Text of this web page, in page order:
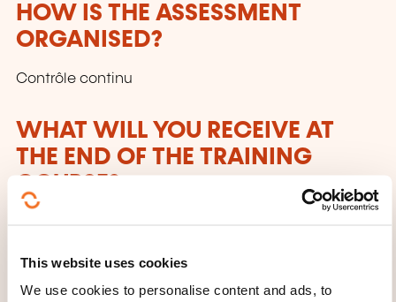
This website uses cookies
We use cookies to personalise content and ads, to
HOW IS THE ASSESSMENT
ORGANISED?
Contrôle continu
WHAT WILL YOU RECEIVE AT
THE END OF THE TRAINING